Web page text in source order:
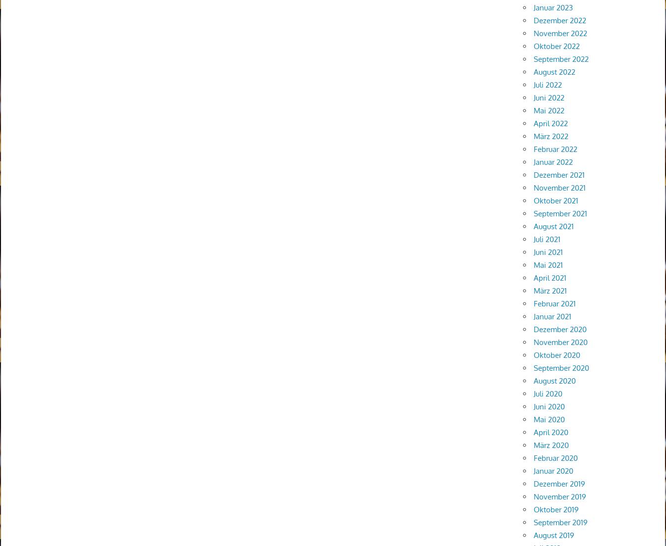
Januar 2023
Dezember 2022
November 2022
Oktober 2022
September 2022
August 2022
Juli 2022
Juni 2022
Mai 2022
April 2022
März 2022
Februar 2022
Januar 2022
Dezember 2021
November 2021
Oktober 2021
September 2021
August 2021
Juli 2021
Juni 2021
Mai 2021
April 2021
März 2021
Februar 2021
Januar 2021
Dezember 2020
November 2020
Oktober 2020
September 2020
August 2020
Juli 2020
Juni 2020
Mai 2020
April 2020
März 2020
Februar 2020
Januar 2020
Dezember 2019
November 2019
Oktober 2019
September 2019
August 2019